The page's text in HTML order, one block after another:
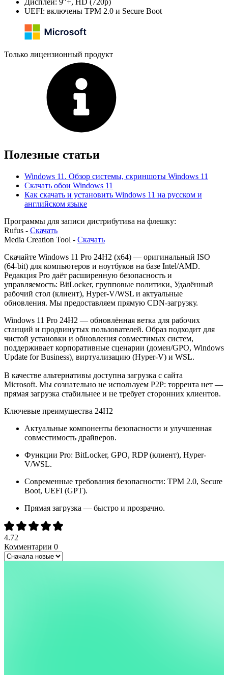
UEFI: включены TPM 2.0 и Secure Boot
Только лицензионный продукт
Полезные статьи
Windows 11. Обзор системы, скриншоты Windows 11
Скачать обои Windows 11
Как скачать и установить Windows 11 на русском и
английском языке
Программы для записи дистрибутива на флешку:
Rufus - Скачать
Media Creation Tool - Скачать
Скачайте Windows 11 Pro 24H2 (x64) — оригинальный ISO
(64-bit) для компьютеров и ноутбуков на базе Intel/AMD.
Редакция Pro даёт расширенную безопасность и
управляемость: BitLocker, групповые политики, Удалённый
рабочий стол (клиент), Hyper-V/WSL и актуальные
обновления. Мы предоставляем прямую CDN-загрузку.
Windows 11 Pro 24H2 — обновлённая ветка для рабочих
станций и продвинутых пользователей. Образ подходит для
чистой установки и обновления совместимых систем,
поддерживает корпоративные сценарии (домен/GPO, Windows
Update for Business), виртуализацию (Hyper-V) и WSL.
В качестве альтернативы доступна загрузка с сайта
Microsoft. Мы сознательно не используем P2P: торрента нет —
прямая загрузка стабильнее и не требует сторонних клиентов.
Ключевые преимущества 24H2
Актуальные компоненты безопасности и улучшенная
совместимость драйверов.
Функции Pro: BitLocker, GPO, RDP (клиент), Hyper-
V/WSL.
Современные требования безопасности: TPM 2.0, Secure
Boot, UEFI (GPT).
Прямая загрузка — быстро и прозрачно.
4.72
Комментарии 0